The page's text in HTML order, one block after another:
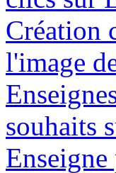
Création
l'image
souhaits